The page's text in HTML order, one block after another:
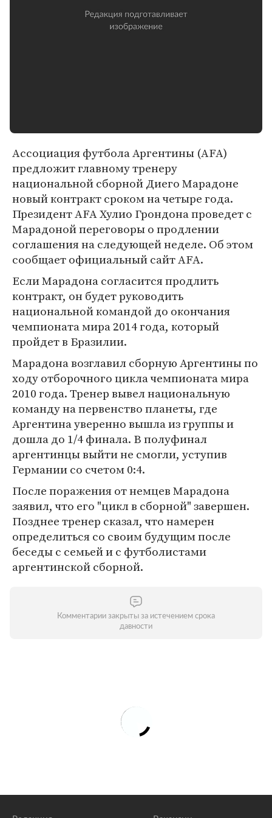
Ассоциация футбола Аргентины (AFA)
предложит главному тренеру
национальной сборной Диего Марадоне
новый контракт сроком на четыре года.
Президент AFA Хулио Грондона проведет с
Марадоной переговоры о продлении
соглашения на следующей неделе. Об этом
сообщает официальный сайт AFA.
Если Марадона согласится продлить
контракт, он будет руководить
национальной командой до окончания
чемпионата мира 2014 года, который
пройдет в Бразилии.
Марадона возглавил сборную Аргентины по
ходу отборочного цикла чемпионата мира
2010 года. Тренер вывел национальную
команду на первенство планеты, где
Аргентина уверенно вышла из группы и
дошла до 1/4 финала. В полуфинал
аргентинцы выйти не смогли, уступив
Германии со счетом 0:4.
После поражения от немцев Марадона
заявил, что его "цикл в сборной" завершен.
Позднее тренер сказал, что намерен
определиться со своим будущим после
беседы с семьей и с футболистами
аргентинской сборной.
Комментарии закрыты за истечением срока
давности